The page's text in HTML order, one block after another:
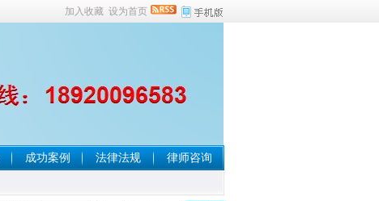
加入收藏 设为首页
成功案例 法律法规 律师咨询